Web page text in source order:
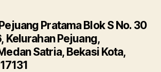
Pratama Blok S No. 30
Kelurahan Pejuang,
Satria, Bekasi Kota,